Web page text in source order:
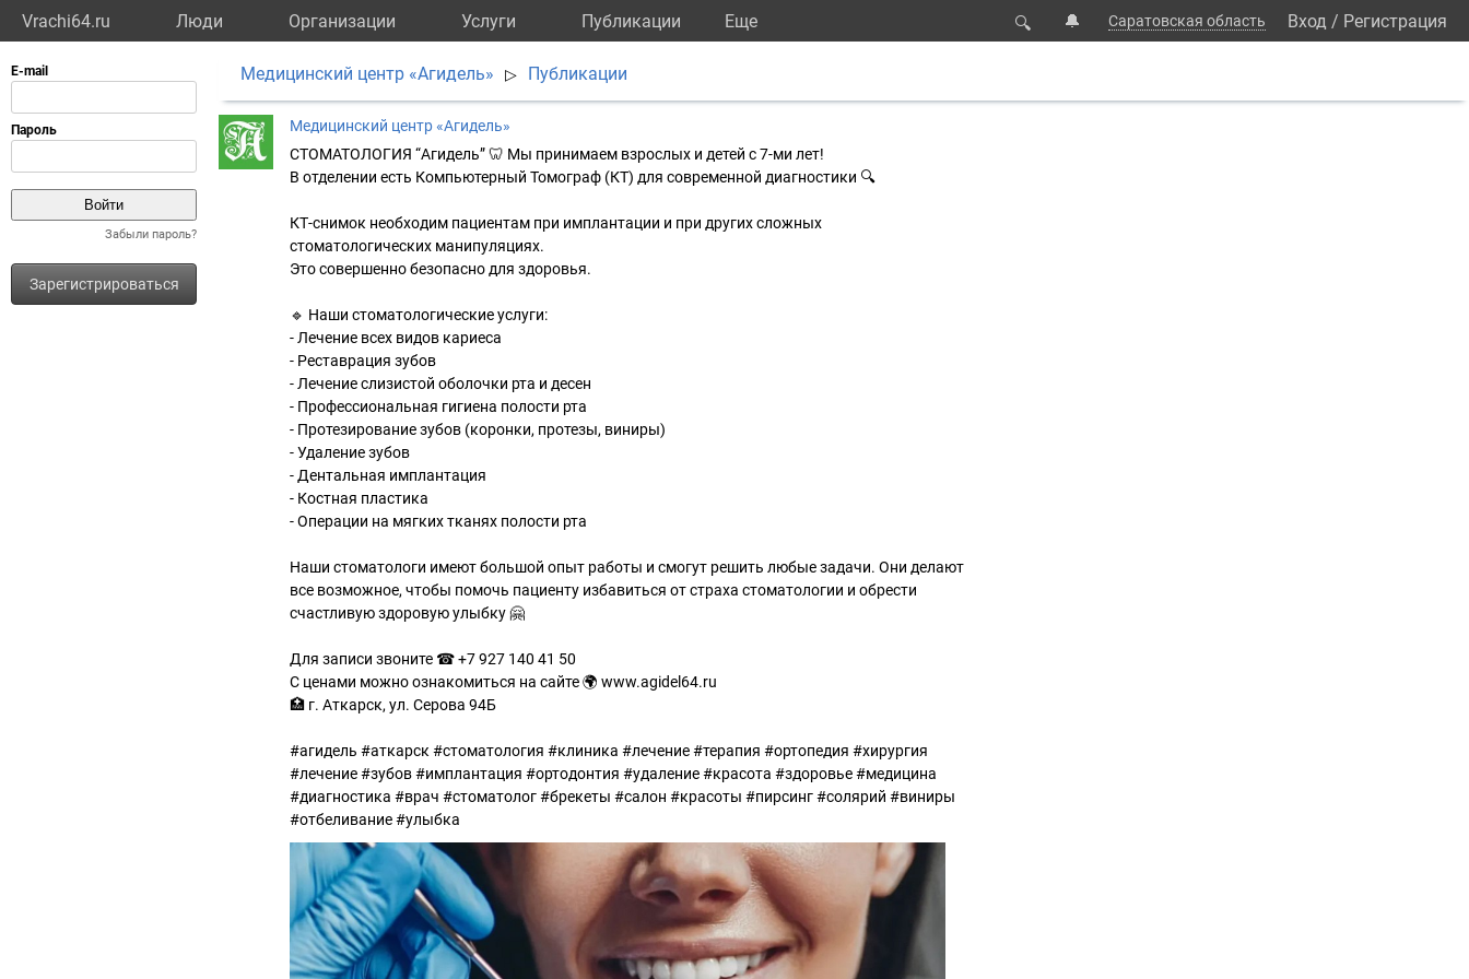
Vrachi64.ru Люди Организации Услуги Публикации Eще 🔍 🔔 Саратовская область Вход / Регистрация
Забыли пароль?
Зарегистрироваться
Медицинский центр «Агидель» ▷ Публикации
Медицинский центр «Агидель»
СТОМАТОЛОГИЯ “Агидель” 🦷 Мы принимаем взрослых и детей с 7-ми лет!
В отделении есть Компьютерный Томограф (КТ) для современной диагностики 🔍
КТ-снимок необходим пациентам при имплантации и при других сложных
стоматологических манипуляциях.
Это совершенно безопасно для здоровья.
🔹 Наши стоматологические услуги:
- Лечение всех видов кариеса
- Реставрация зубов
- Лечение слизистой оболочки рта и десен
- Профессиональная гигиена полости рта
- Протезирование зубов (коронки, протезы, виниры)
- Удаление зубов
- Дентальная имплантация
- Костная пластика
- Операции на мягких тканях полости рта
Наши стоматологи имеют большой опыт работы и смогут решить любые задачи. Они делают
все возможное, чтобы помочь пациенту избавиться от страха стоматологии и обрести
счастливую здоровую улыбку 🤗
Для записи звоните ☎ +7 927 140 41 50
С ценами можно ознакомиться на сайте 🌍 www.agidel64.ru
🏥 г. Аткарск, ул. Серова 94Б
#агидель #аткарск #стоматология #клиника #лечение #терапия #ортопедия #хирургия
#лечение #зубов #имплантация #ортодонтия #удаление #красота #здоровье #медицина
#диагностика #врач #стоматолог #брекеты #салон #красоты #пирсинг #солярий #виниры
#отбеливание #улыбка